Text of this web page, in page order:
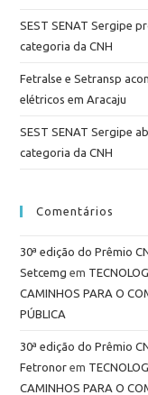
SEST SENAT Sergipe
categoria da CNH
Fetralse e Setransp
elétricos em Aracaju
SEST SENAT Sergipe
categoria da CNH
Comentários
30ª edição do Prêmio
Setcemg em
CAMINHOS PARA O
PÚBLICA
30ª edição do Prêmio
Fetronor em
CAMINHOS PARA O